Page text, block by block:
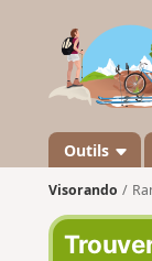
Outils
Visorando